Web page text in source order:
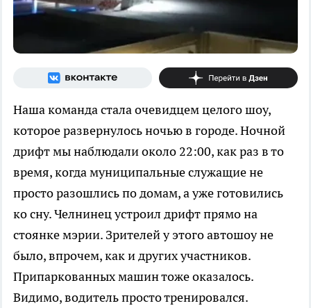
Наша команда стала очевидцем целого шоу,
которое развернулось ночью в городе. Ночной
дрифт мы наблюдали около 22:00, как раз в то
время, когда муниципальные служащие не
просто разошлись по домам, а уже готовились
ко сну. Челнинец устроил дрифт прямо на
стоянке мэрии. Зрителей у этого автошоу не
было, впрочем, как и других участников.
Припаркованных машин тоже оказалось.
Видимо, водитель просто тренировался.